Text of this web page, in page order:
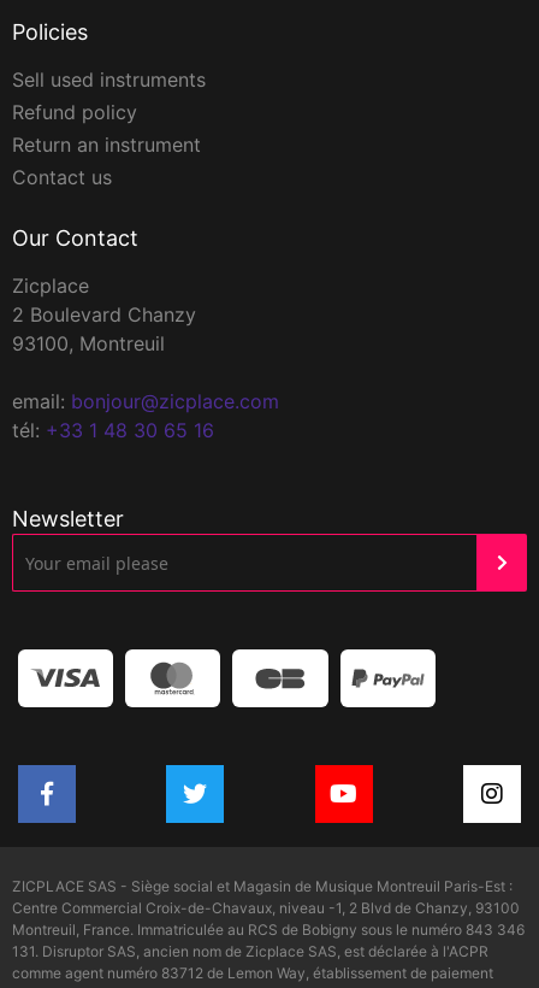
Policies
Sell used instruments
Refund policy
Return an instrument
Contact us
Our Contact
Zicplace
2 Boulevard Chanzy
93100, Montreuil
email: bonjour@zicplace.com
tél: +33 1 48 30 65 16
Newsletter
ZICPLACE SAS - Siège social et Magasin de Musique Montreuil Paris-Est :
Centre Commercial Croix-de-Chavaux, niveau -1, 2 Blvd de Chanzy, 93100
Montreuil, France. Immatriculée au RCS de Bobigny sous le numéro 843 346
131. Disruptor SAS, ancien nom de Zicplace SAS, est déclarée à l'ACPR
comme agent numéro 83712 de Lemon Way, établissement de paiement